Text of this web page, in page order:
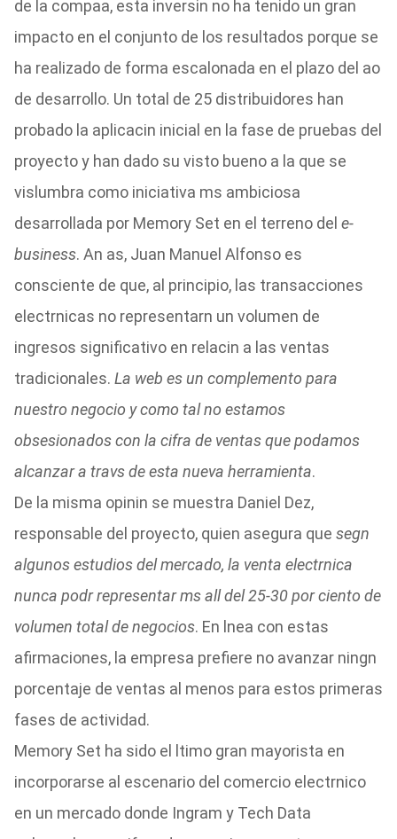
de la compaa, esta inversin no ha tenido un gran
impacto en el conjunto de los resultados porque se
ha realizado de forma escalonada en el plazo del ao
de desarrollo. Un total de 25 distribuidores han
probado la aplicacin inicial en la fase de pruebas del
proyecto y han dado su visto bueno a la que se
vislumbra como iniciativa ms ambiciosa
desarrollada por Memory Set en el terreno del e-
business. An as, Juan Manuel Alfonso es
consciente de que, al principio, las transacciones
electrnicas no representarn un volumen de
ingresos significativo en relacin a las ventas
tradicionales. La web es un complemento para
nuestro negocio y como tal no estamos
obsesionados con la cifra de ventas que podamos
alcanzar a travs de esta nueva herramienta.
De la misma opinin se muestra Daniel Dez,
responsable del proyecto, quien asegura que segn
algunos estudios del mercado, la venta electrnica
nunca podr representar ms all del 25-30 por ciento de
volumen total de negocios. En lnea con estas
afirmaciones, la empresa prefiere no avanzar ningn
porcentaje de ventas al menos para estos primeras
fases de actividad.
Memory Set ha sido el ltimo gran mayorista en
incorporarse al escenario del comercio electrnico
en un mercado donde Ingram y Tech Data